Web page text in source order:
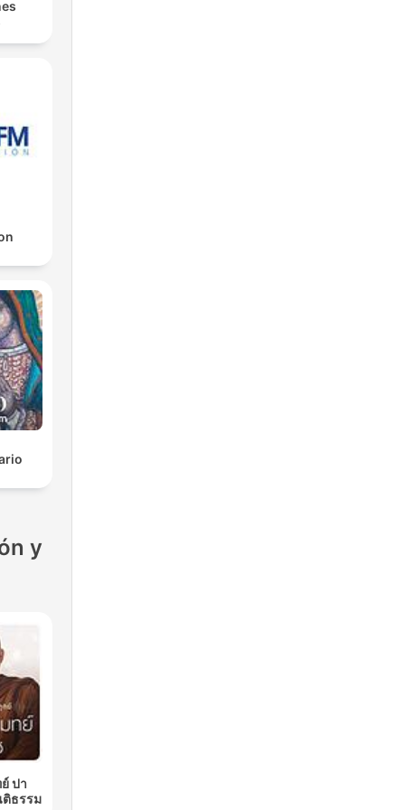
y
ปา
ธรรม